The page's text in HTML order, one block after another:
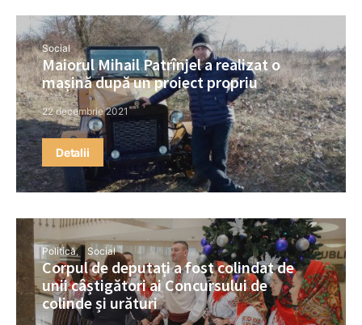
Social
Maiorul Mihail Patrînjel a realizat o
mașină după un proiect propriu
22 decembrie 2021
Detalii
Politică Social
Corpul de deputați a fost colindat de
unii câștigători ai Concursului de
colinde și urături